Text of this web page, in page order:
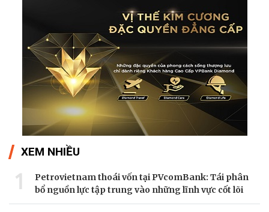
XEM NHIỀU
1
Petrovietnam thoái vốn tại PVcomBank: Tái phân
bổ nguồn lực tập trung vào những lĩnh vực cốt lõi